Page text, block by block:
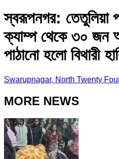
স্বরূপনগর: তেতুলিয়া
ক্যাম্প থেকে ৩০ জন
পাঠানো হলো বিথারী
Swarupnagar, North Twenty
MORE NEWS